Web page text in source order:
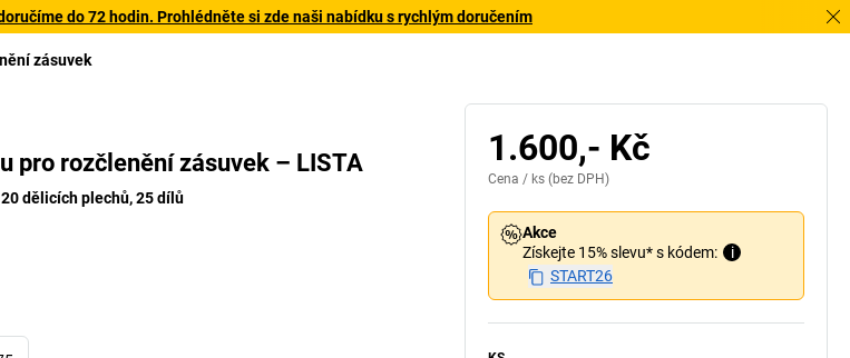
do 72 hodin. Prohlédněte si zde naši nabídku s rychlým doručením
zásuvek
pro rozčlenění zásuvek – LISTA
dělicích plechů, 25 dílů
1.600,- Kč
Cena / ks (bez DPH)
Akce
Získejte 15% slevu* s kódem:
i
START26